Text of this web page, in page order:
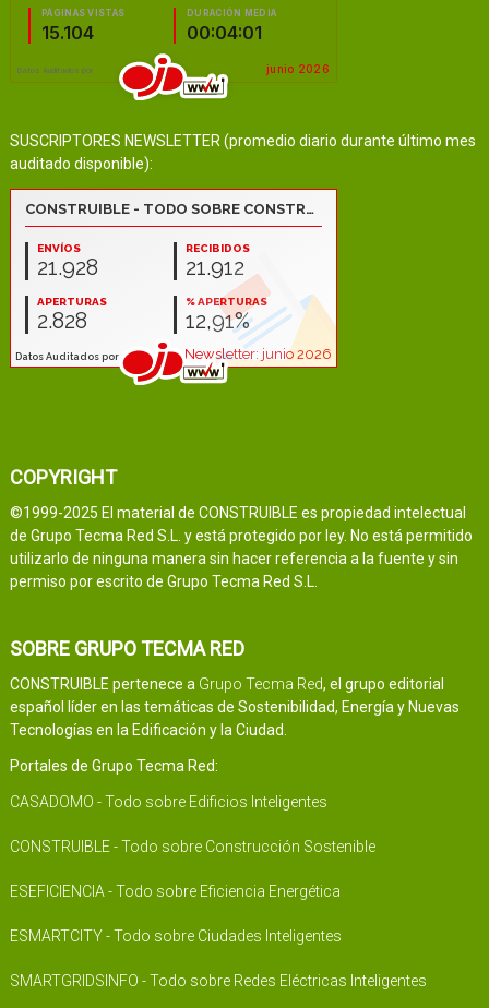
SUSCRIPTORES NEWSLETTER (promedio diario durante último mes
auditado disponible):
COPYRIGHT
©1999-2025 El material de CONSTRUIBLE es propiedad intelectual
de Grupo Tecma Red S.L. y está protegido por ley. No está permitido
utilizarlo de ninguna manera sin hacer referencia a la fuente y sin
permiso por escrito de Grupo Tecma Red S.L.
SOBRE GRUPO TECMA RED
CONSTRUIBLE pertenece a Grupo Tecma Red, el grupo editorial
español líder en las temáticas de Sostenibilidad, Energía y Nuevas
Tecnologías en la Edificación y la Ciudad.
Portales de Grupo Tecma Red:
CASADOMO - Todo sobre Edificios Inteligentes
CONSTRUIBLE - Todo sobre Construcción Sostenible
ESEFICIENCIA - Todo sobre Eficiencia Energética
ESMARTCITY - Todo sobre Ciudades Inteligentes
SMARTGRIDSINFO - Todo sobre Redes Eléctricas Inteligentes